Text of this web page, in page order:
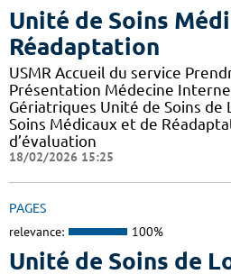
Unité de Soins
Réadaptation
USMR Accueil du service
Présentation Médecine
Gériatriques Unité de Soins de
Soins Médicaux et de
d’évaluation
18/02/2026 15:25
PAGES
relevance: 100%
Unité de Soins de